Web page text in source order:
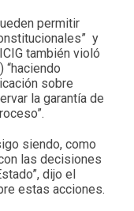
permitir
y
también violó
sobre
la garantía de
siendo, como
las decisiones
dijo el
estas acciones.